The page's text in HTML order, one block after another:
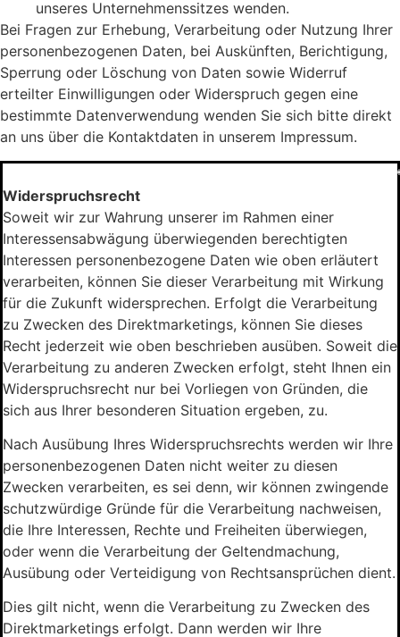
unseres Unternehmenssitzes wenden.
Bei Fragen zur Erhebung, Verarbeitung oder Nutzung Ihrer
personenbezogenen Daten, bei Auskünften, Berichtigung,
Sperrung oder Löschung von Daten sowie Widerruf
erteilter Einwilligungen oder Widerspruch gegen eine
bestimmte Datenverwendung wenden Sie sich bitte direkt
an uns über die Kontaktdaten in unserem Impressum.
Widerspruchsrecht
Soweit wir zur Wahrung unserer im Rahmen einer
Interessensabwägung überwiegenden berechtigten
Interessen personenbezogene Daten wie oben erläutert
verarbeiten, können Sie dieser Verarbeitung mit Wirkung
für die Zukunft widersprechen. Erfolgt die Verarbeitung
zu Zwecken des Direktmarketings, können Sie dieses
Recht jederzeit wie oben beschrieben ausüben. Soweit die
Verarbeitung zu anderen Zwecken erfolgt, steht Ihnen ein
Widerspruchsrecht nur bei Vorliegen von Gründen, die
sich aus Ihrer besonderen Situation ergeben, zu.
Nach Ausübung Ihres Widerspruchsrechts werden wir Ihre
personenbezogenen Daten nicht weiter zu diesen
Zwecken verarbeiten, es sei denn, wir können zwingende
schutzwürdige Gründe für die Verarbeitung nachweisen,
die Ihre Interessen, Rechte und Freiheiten überwiegen,
oder wenn die Verarbeitung der Geltendmachung,
Ausübung oder Verteidigung von Rechtsansprüchen dient.
Dies gilt nicht, wenn die Verarbeitung zu Zwecken des
Direktmarketings erfolgt. Dann werden wir Ihre